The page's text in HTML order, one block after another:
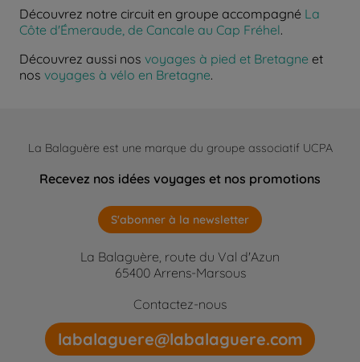
Découvrez notre circuit en groupe accompagné La
Côte d'Émeraude, de Cancale au Cap Fréhel.
Découvrez aussi nos voyages à pied et Bretagne et
nos voyages à vélo en Bretagne.
La Balaguère est une marque du groupe associatif UCPA
Recevez nos idées voyages et nos promotions
S'abonner à la newsletter
La Balaguère, route du Val d'Azun
65400 Arrens-Marsous
Contactez-nous
labalaguere@labalaguere.com